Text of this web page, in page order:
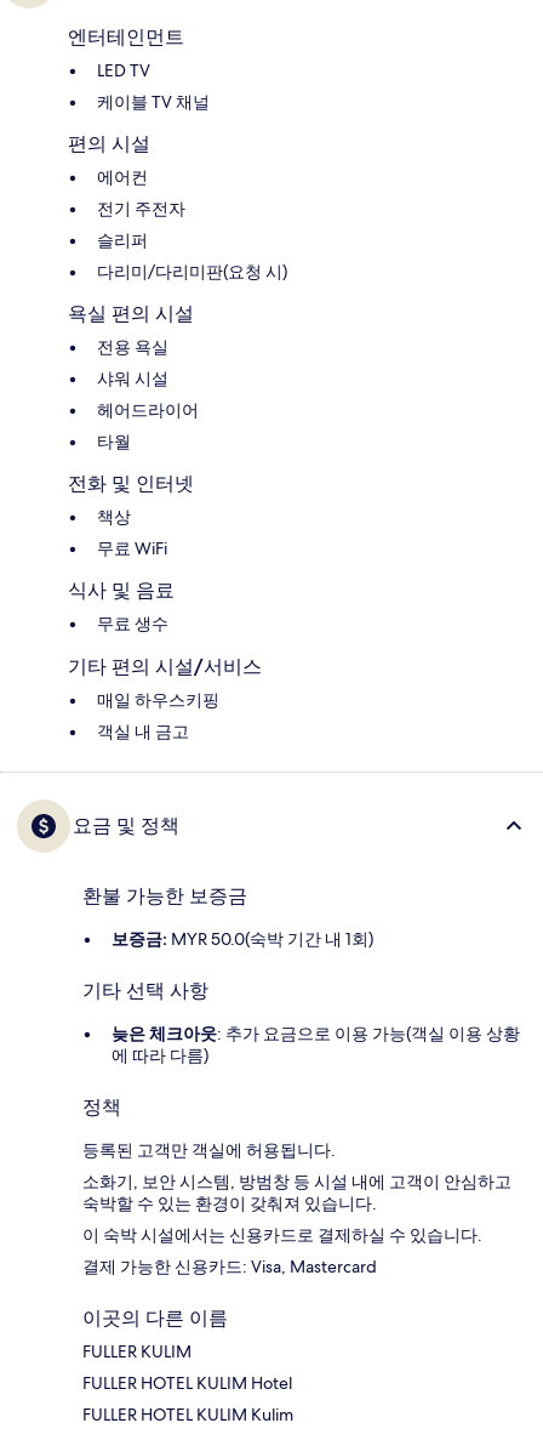
엔터테인먼트
LED TV
케이블 TV 채널
편의 시설
에어컨
전기 주전자
슬리퍼
다리미/다리미판(요청 시)
욕실 편의 시설
전용 욕실
샤워 시설
헤어드라이어
타월
전화 및 인터넷
책상
무료 WiFi
식사 및 음료
무료 생수
기타 편의 시설/서비스
매일 하우스키핑
객실 내 금고
요금 및 정책
환불 가능한 보증금
보증금: MYR 50.0(숙박 기간 내 1회)
기타 선택 사항
늦은 체크아웃: 추가 요금으로 이용 가능(객실 이용 상황
에 따라 다름)
정책
등록된 고객만 객실에 허용됩니다.
소화기, 보안 시스템, 방범창 등 시설 내에 고객이 안심하고
숙박할 수 있는 환경이 갖춰져 있습니다.
이 숙박 시설에서는 신용카드로 결제하실 수 있습니다.
결제 가능한 신용카드: Visa, Mastercard
이곳의 다른 이름
FULLER KULIM
FULLER HOTEL KULIM Hotel
FULLER HOTEL KULIM Kulim